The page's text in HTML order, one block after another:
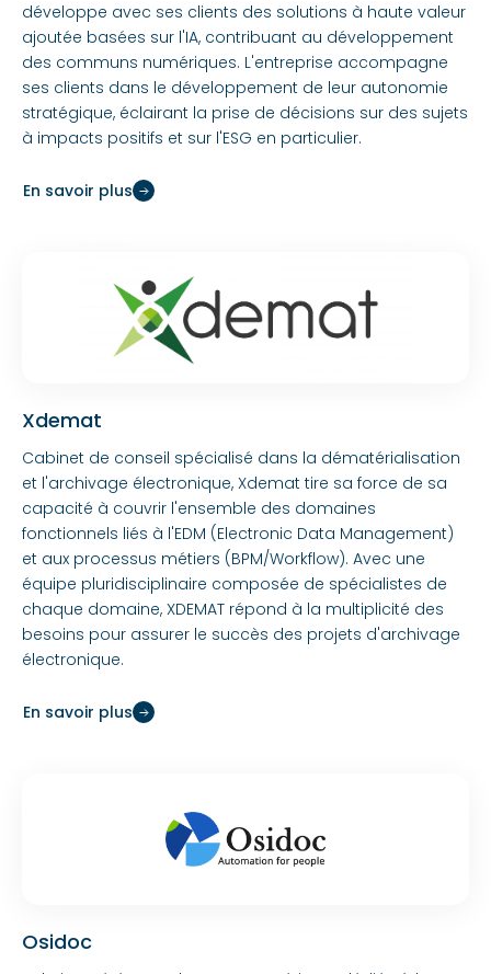
développe avec ses clients des solutions à haute valeur
ajoutée basées sur l'IA, contribuant au développement
des communs numériques. L'entreprise accompagne
ses clients dans le développement de leur autonomie
stratégique, éclairant la prise de décisions sur des sujets
à impacts positifs et sur l'ESG en particulier.
En savoir plus
Xdemat
Cabinet de conseil spécialisé dans la dématérialisation
et l'archivage électronique, Xdemat tire sa force de sa
capacité à couvrir l'ensemble des domaines
fonctionnels liés à l'EDM (Electronic Data Management)
et aux processus métiers (BPM/Workflow). Avec une
équipe pluridisciplinaire composée de spécialistes de
chaque domaine, XDEMAT répond à la multiplicité des
besoins pour assurer le succès des projets d'archivage
électronique.
En savoir plus
Osidoc